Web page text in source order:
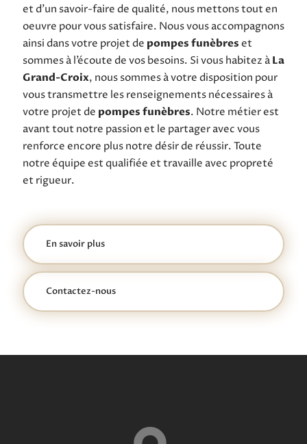
et d’un savoir-faire de qualité, nous mettons tout en
oeuvre pour vous satisfaire. Nous vous accompagnons
ainsi dans votre projet de pompes funèbreset
sommes à l’écoute de vos besoins. Si vous habitez àLa
Grand-Croix, nous sommes à votre disposition pour
vous transmettre les renseignements nécessaires à
votre projet de pompes funèbres. Notre métier est
avant tout notre passion et le partager avec vous
renforce encore plus notre désir de réussir. Toute
notre équipe est qualifiée et travaille avec propreté
et rigueur.
En savoir plus
Contactez-nous